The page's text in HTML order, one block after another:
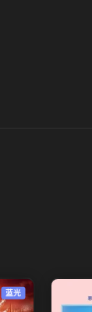
蓝光